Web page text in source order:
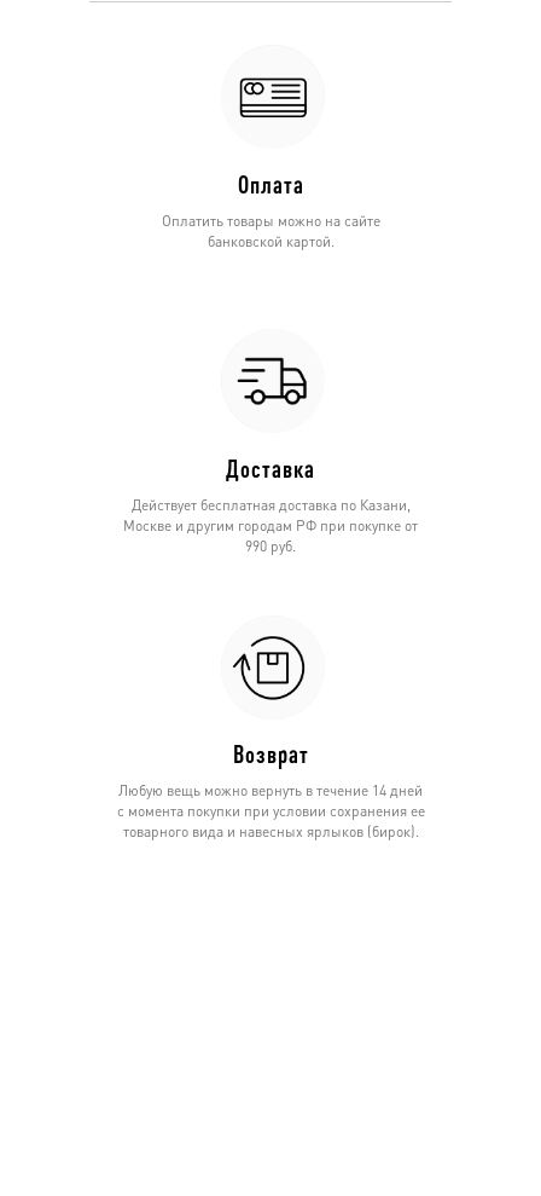
Оплатить товары можно на сайте
банковской картой.
Оплата
Действует бесплатная доставка по Казани,
Москве и другим городам РФ при покупке от
990 руб.
Доставка
Любую вещь можно вернуть в течение 14 дней
с момента покупки при условии сохранения ее
товарного вида и навесных ярлыков (бирок).
Возврат